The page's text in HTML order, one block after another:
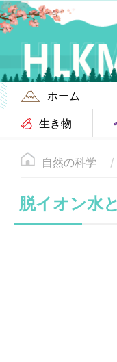
ホーム
生き物
自然の科学
脱イオン水